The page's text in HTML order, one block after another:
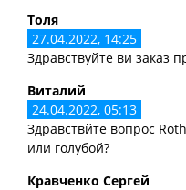
Толя
27.04.2022, 14:25
Здравствуйте ви заказ
Виталий
24.04.2022, 05:13
Здравствйте вопрос
или голубой?
Кравченко Сергей